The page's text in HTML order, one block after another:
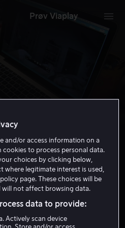
Prøv Viaplay
4
1 t 23 min
and/or access information on a
cookies to process personal data.
choices by clicking below,
legitimate interest is used,
page. These choices will be
not affect browsing data.
data to provide:
Actively scan device
Store and/or access